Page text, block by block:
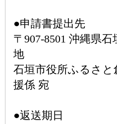
●申請書提出先
〒907-8501 沖縄県
地
石垣市役所ふるさ
援係 宛
●返送期日